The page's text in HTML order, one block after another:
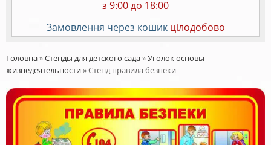
з 9:00 до 18:00
Замовлення через кошик цілодобово
Головна»Стенды для детского сада»Уголок основы
жизнедеятельности»Стенд правила безпеки